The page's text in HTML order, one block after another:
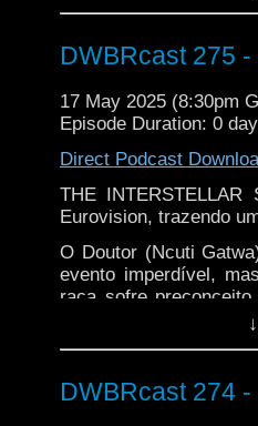
DWBRcast 275
17 May 2025 (8:30pm
Episode Duration: 0
Direct Podcast
THE INTERSTELLAR
Eurovision, trazendo
O Doutor (Ncuti
evento imperdível,
raça sofre
genocídio, o que traz
revelação de tirar o
DWBRcast 274